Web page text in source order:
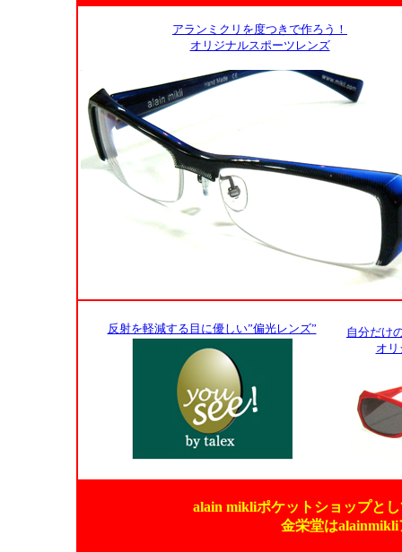
アランミクリを度つきで作ろう！
オリジナルスポーツレンズ
反射を軽減する目に優しい”偏光レンズ”
自分だけ
オ
alain mikliポケットショップと
金栄堂は